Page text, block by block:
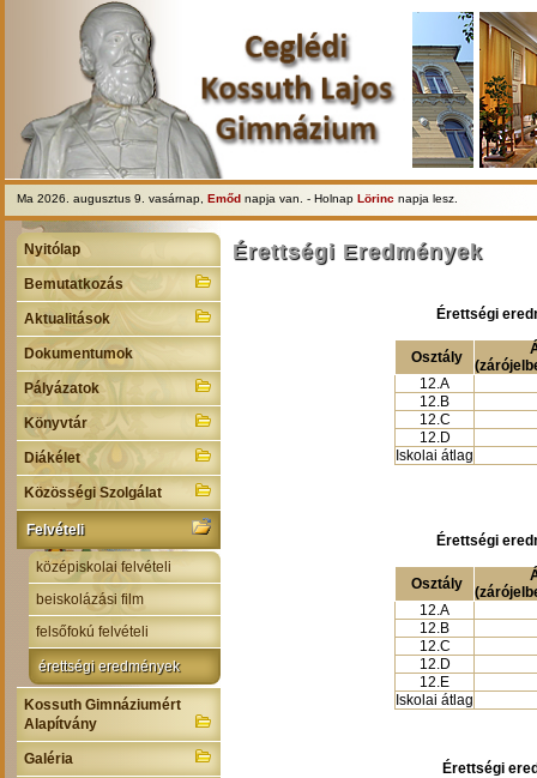
Ma 2026. augusztus 9. vasárnap, Emőd napja van. - Holnap Lörinc napja lesz.
Nyitólap
Bemutatkozás
Aktualitások
Dokumentumok
Pályázatok
Könyvtár
Diákélet
Közösségi Szolgálat
Felvételi
középiskolai felvételi
beiskolázási film
felsőfokú felvételi
érettségi eredmények
Kossuth Gimnáziumért
Alapítvány
Galéria
Érettségi Eredmények
Érettségi
Osztály
12.A
12.B
12.C
12.D
Iskolai átlag
Érettségi
Osztály
12.A
12.B
12.C
12.D
12.E
Iskolai átlag
Érettségi